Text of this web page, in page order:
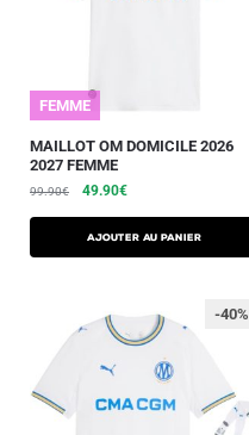
FEMME
MAILLOT OM DOMICILE 2026
2027 FEMME
99.90€ 49.90€
AJOUTER AU PANIER
-40%